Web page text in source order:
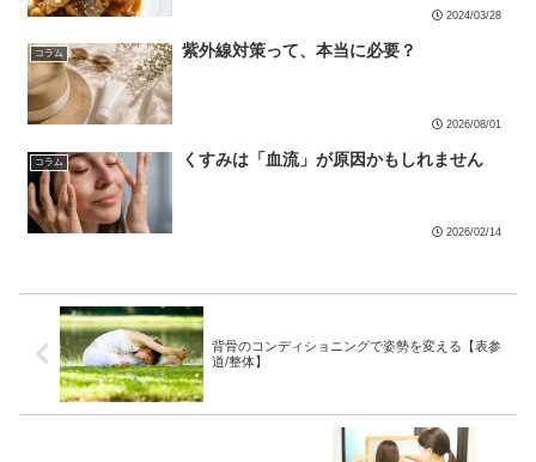
2024/03/28
コラム 紫外線対策って、本当に必要？
2026/08/01
コラム くすみは「血流」が原因かもしれません
2026/02/14
背骨のコンディショニングで姿勢を変える【表参
道/整体】